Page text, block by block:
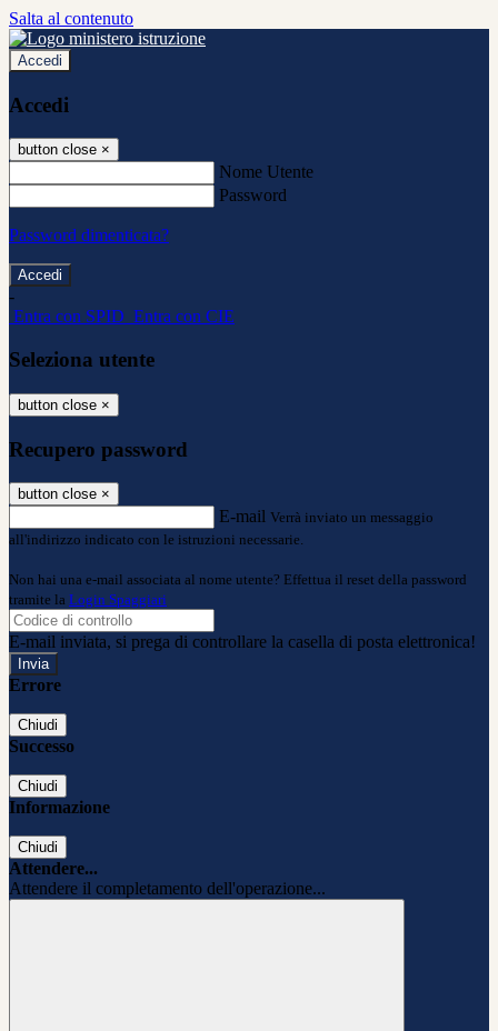
Salta al contenuto
Accedi
Accedi
button close ×
Nome Utente
Password
Password dimenticata?
-
Entra con SPID Entra con CIE
Seleziona utente
button close ×
Recupero password
button close ×
E-mail Verrà inviato un messaggio
all'indirizzo indicato con le istruzioni necessarie.
Non hai una e-mail associata al nome utente? Effettua il reset della password
tramite la Login Spaggiari
E-mail inviata, si prega di controllare la casella di posta elettronica!
Errore
Chiudi
Successo
Chiudi
Informazione
Chiudi
Attendere...
Attendere il completamento dell'operazione...